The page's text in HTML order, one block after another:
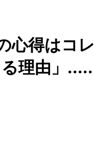
心得はコ
理由」